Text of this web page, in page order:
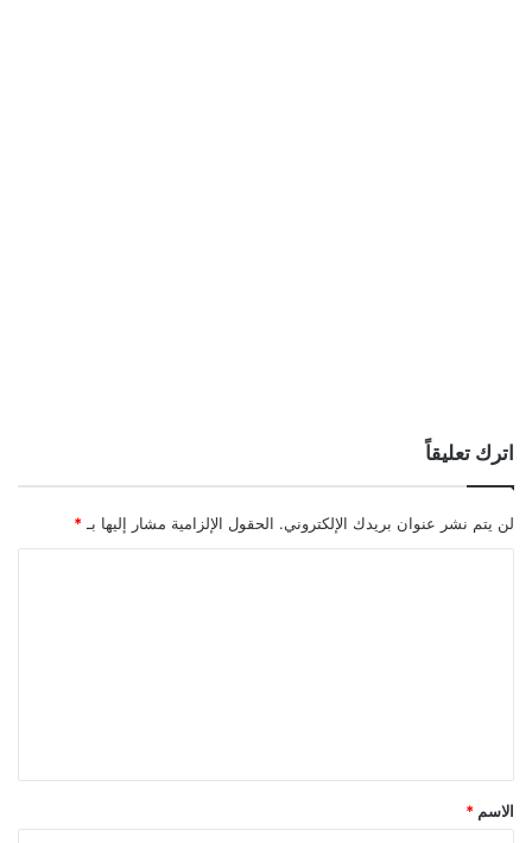
اترك تعليقاً
لن يتم نشر عنوان بريدك الإلكتروني. الحقول الإلزامية مشار إليها بـ *
ق
*
الاسم *